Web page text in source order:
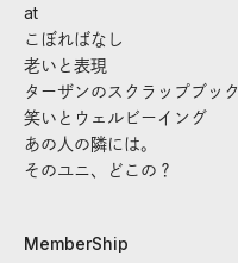
at
こぼればなし
老いと表現
ターザンのスクラップブック
笑いとウェルビーイング
あの人の隣には。
そのユニ、どこの？
MemberShip